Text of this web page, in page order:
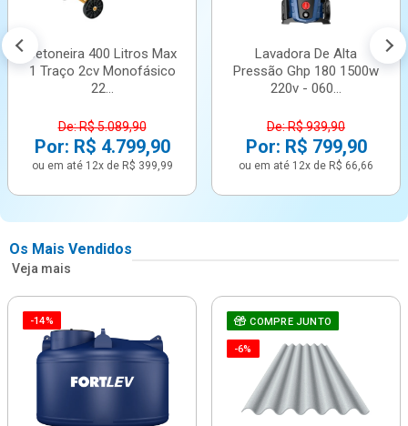
Betoneira 400 Litros Max
1 Traço 2cv Monofásico
22...
De: R$ 5.089,90
Por: R$ 4.799,90
ou em até 12x de R$ 399,99
Lavadora De Alta
Pressão Ghp 180 1500w
220v - 060...
De: R$ 939,90
Por: R$ 799,90
ou em até 12x de R$ 66,66
Os Mais Vendidos
Veja mais
-14% COMPRE JUNTO
-6%